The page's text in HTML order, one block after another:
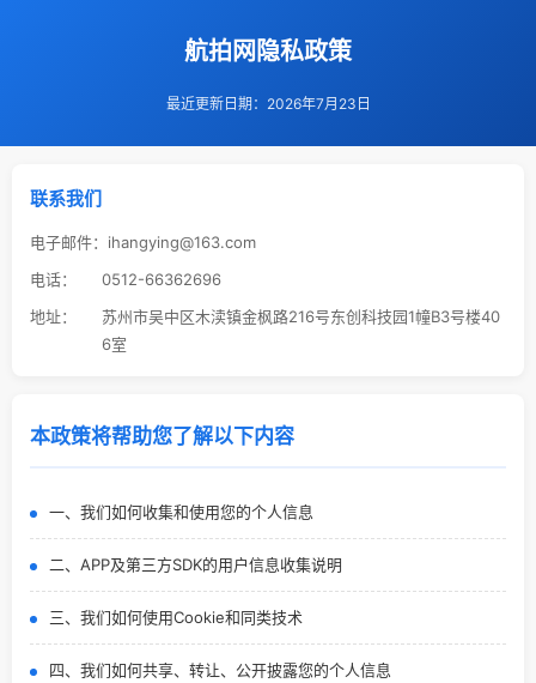
航拍网隐私政策
最近更新日期：2026年7月23日
联系我们
电子邮件： ihangying@163.com
电话：
0512-66362696
地址：
苏州市吴中区木渎镇金枫路216号东创科技园1幢B3号楼40
6室
本政策将帮助您了解以下内容
一、我们如何收集和使用您的个人信息
二、APP及第三方SDK的用户信息收集说明
三、我们如何使用Cookie和同类技术
四、我们如何共享、转让、公开披露您的个人信息